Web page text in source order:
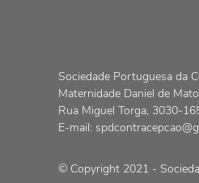
Sociedade Portuguesa da
Maternidade Daniel de
Rua Miguel Torga, 3030-
E-mail:
© Copyright 2021 -